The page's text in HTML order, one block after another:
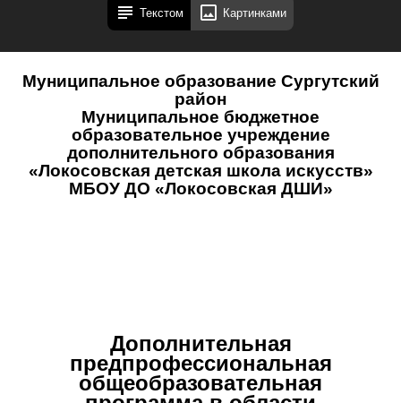
Текстом Картинками
Муниципальное образование Сургутский
район
Муниципальное бюджетное
образовательное учреждение
дополнительного образования
«Локосовская детская школа искусств»
МБОУ ДО «Локосовская ДШИ»
Дополнительная
предпрофессиональная
общеобразовательная